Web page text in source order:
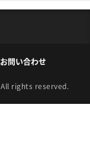
お問い合わせ
All rights reserved.